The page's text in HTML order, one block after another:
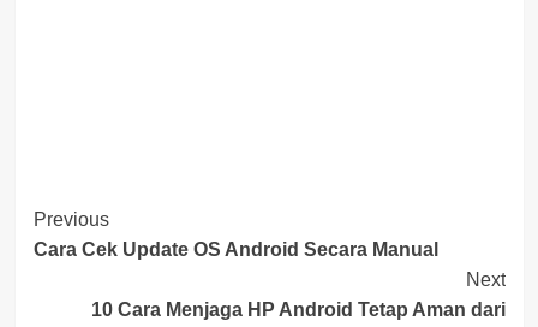
Post
Navigation
Previous
Cara Cek Update OS Android Secara Manual
Next
10 Cara Menjaga HP Android Tetap Aman dari